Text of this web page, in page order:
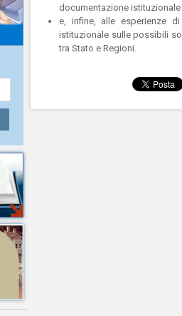
documentazione istituzionale
e, infine, alle esperienze
istituzionale sulle possibili
tra Stato e Regioni.